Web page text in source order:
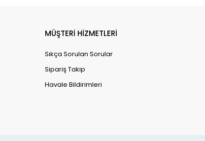
MÜŞTERİ HİZMETLERİ
Sıkça Sorulan Sorular
Sipariş Takip
Havale Bildirimleri